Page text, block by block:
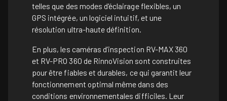
telles que des modes d'éclairage flexibles, un
GPS intégrée, un logiciel intuitif, et une
résolution ultra-haute définition.
En plus, les caméras d’inspection RV-MAX 360
et RV-PRO 360 de RinnoVision sont construites
pour être fiables et durables, ce qui garantit leur
fonctionnement optimal même dans des
conditions environnementales difficiles. Leur